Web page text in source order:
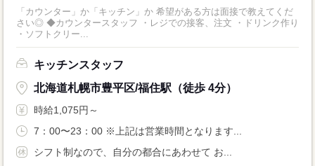
「カウンター」か「キッチン」か 希望がある方は面接で教えてくだ
さい◎ ◆カウンタースタッフ ・レジでの接客、注文 ・ドリンク作り
・ソフトクリー...
キッチンスタッフ
北海道札幌市豊平区/福住駅（徒歩 4分）
時給1,075円～
7：00〜23：00 ※上記は営業時間となります...
シフト制なので、自分の都合にあわせて お...